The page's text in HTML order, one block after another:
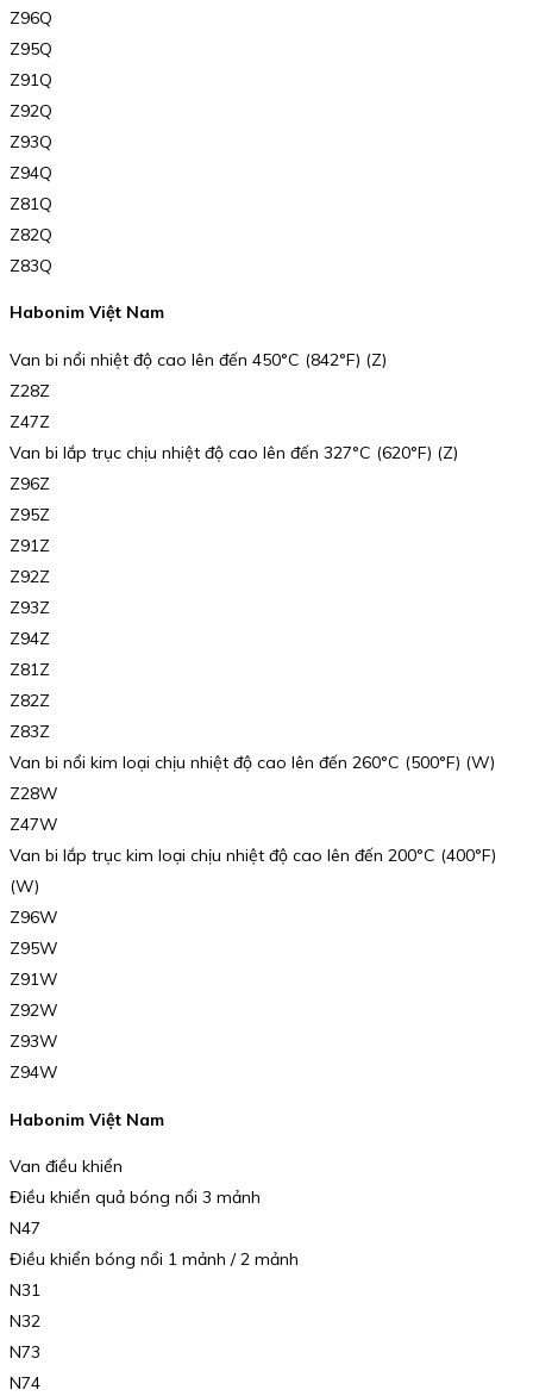
Z96Q
Z95Q
Z91Q
Z92Q
Z93Q
Z94Q
Z81Q
Z82Q
Z83Q
Habonim Việt Nam
Van bi nổi nhiệt độ cao lên đến 450°C (842°F) (Z)
Z28Z
Z47Z
Van bi lắp trục chịu nhiệt độ cao lên đến 327°C (620°F) (Z)
Z96Z
Z95Z
Z91Z
Z92Z
Z93Z
Z94Z
Z81Z
Z82Z
Z83Z
Van bi nổi kim loại chịu nhiệt độ cao lên đến 260°C (500°F) (W)
Z28W
Z47W
Van bi lắp trục kim loại chịu nhiệt độ cao lên đến 200°C (400°F)
(W)
Z96W
Z95W
Z91W
Z92W
Z93W
Z94W
Habonim Việt Nam
Van điều khiển
Điều khiển quả bóng nổi 3 mảnh
N47
Điều khiển bóng nổi 1 mảnh / 2 mảnh
N31
N32
N73
N74